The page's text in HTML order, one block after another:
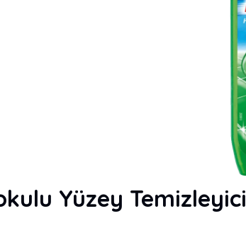
Yüzey Temizleyici